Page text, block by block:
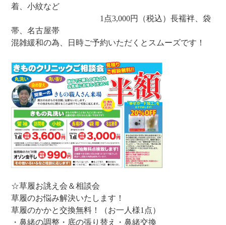
着、小紋など
1点3,000円（税込）長襦袢、袋
帯、名古屋帯
混雑緩和の為、日時ご予約いただくとスムーズです！
☆草履お誂え会＆相談会
草履のお悩み解決いたします！
草履のかかと交換無料！（お一人様1点）
・鼻緒の調整・底の張り替え・鼻緒交換